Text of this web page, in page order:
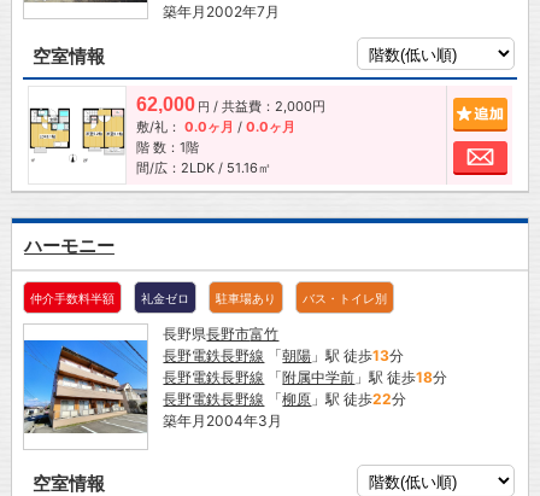
築年月2002年7月
空室情報
62,000 円 / 共益費：2,000円
敷/礼： 0.0ヶ月 / 0.0ヶ月
階 数：1階
間/広：2LDK / 51.16㎡
お
ハーモニー
仲介手数料半額 礼金ゼロ 駐車場あり バス・トイレ別
長野県長野市富竹
長野電鉄長野線 「朝陽 」駅 徒歩13分
長野電鉄長野線 「附属中学前 」駅 徒歩18分
長野電鉄長野線 「柳原 」駅 徒歩22分
築年月2004年3月
空室情報